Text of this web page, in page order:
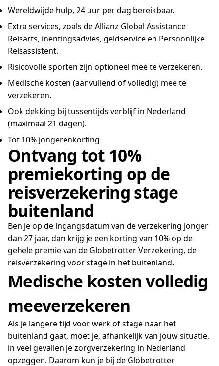
Wereldwijde hulp, 24 uur per dag bereikbaar.
Extra services, zoals de Allianz Global Assistance
Reisarts, inentingsadvies, geldservice en Persoonlijke
Reisassistent.
Risicovolle sporten zijn optioneel mee te verzekeren.
Medische kosten (aanvullend of volledig) mee te
verzekeren.
Ook dekking bij tussentijds verblijf in Nederland
(maximaal 21 dagen).
Tot 10% jongerenkorting.
Ontvang tot 10%
premiekorting op de
reisverzekering stage
buitenland
Ben je op de ingangsdatum van de verzekering jonger
dan 27 jaar, dan krijg je een korting van 10% op de
gehele premie van de Globetrotter Verzekering, de
reisverzekering voor stage in het buitenland.
Medische kosten volledig
meeverzekeren
Als je langere tijd voor werk of stage naar het
buitenland gaat, moet je, afhankelijk van jouw situatie,
in veel gevallen je zorgverzekering in Nederland
opzeggen. Daarom kun je bij de Globetrotter